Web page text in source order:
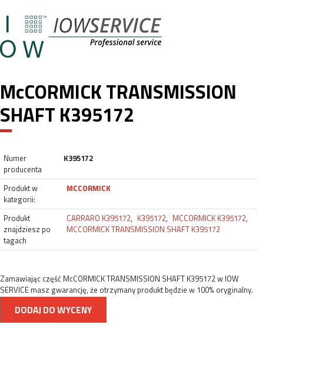
McCORMICK TRANSMISSION
SHAFT K395172
Numer
producenta
K395172
Produkt w
kategorii:
MCCORMICK
Produkt
znajdziesz po
tagach
CARRARO K395172, K395172, MCCORMICK K395172,
MCCORMICK TRANSMISSION SHAFT K395172
Zamawiając część McCORMICK TRANSMISSION SHAFT K395172 w IOW
SERVICE masz gwarancję, że otrzymany produkt będzie w 100% oryginalny.
DODAJ DO WYCENY